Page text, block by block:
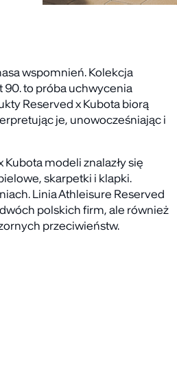
wspomnień. Kolekcja
90. to próba uchwycenia
Reserved x Kubota biorą
je, unowocześniając i
modeli znalazły się
skarpetki i klapki.
Linia Athleisure Reserved
polskich firm, ale również
przeciwieństw.